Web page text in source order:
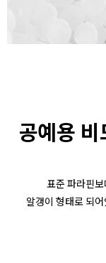
공예용
표준 파라핀
알갱이 형태로 되